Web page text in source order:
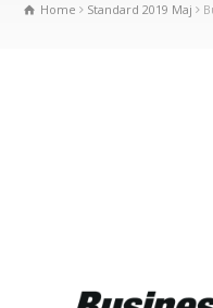
Home Standard 2019 Maj